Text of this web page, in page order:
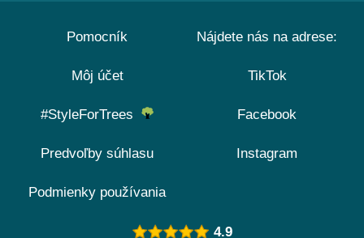
Pomocník
Môj účet
#StyleForTrees
Predvoľby súhlasu
Podmienky používania
Nájdete nás na adrese:
TikTok
Facebook
Instagram
4.9